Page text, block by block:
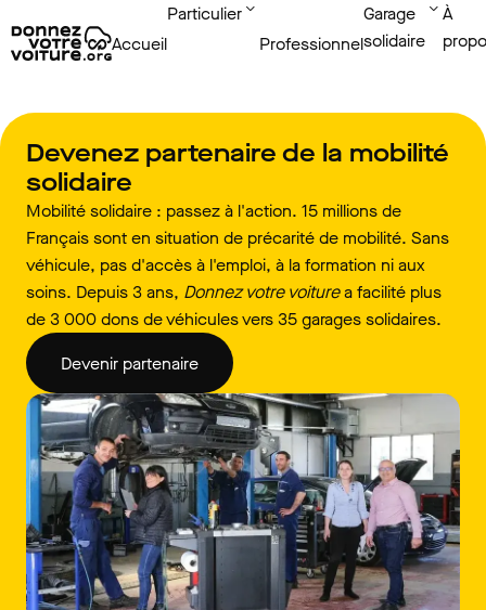
Accueil
Particulier
Professionnel
Garage
solidaire
À
Devenez partenaire de la mobilité
solidaire
Mobilité solidaire : passez à l'action. 15 millions de
Français sont en situation de précarité de mobilité. Sans
véhicule, pas d'accès à l'emploi, à la formation ni aux
soins. Depuis 3 ans, Donnez votre voiturea facilité plus
de 3 000 dons de véhicules vers 35 garages solidaires.
Devenir partenaire